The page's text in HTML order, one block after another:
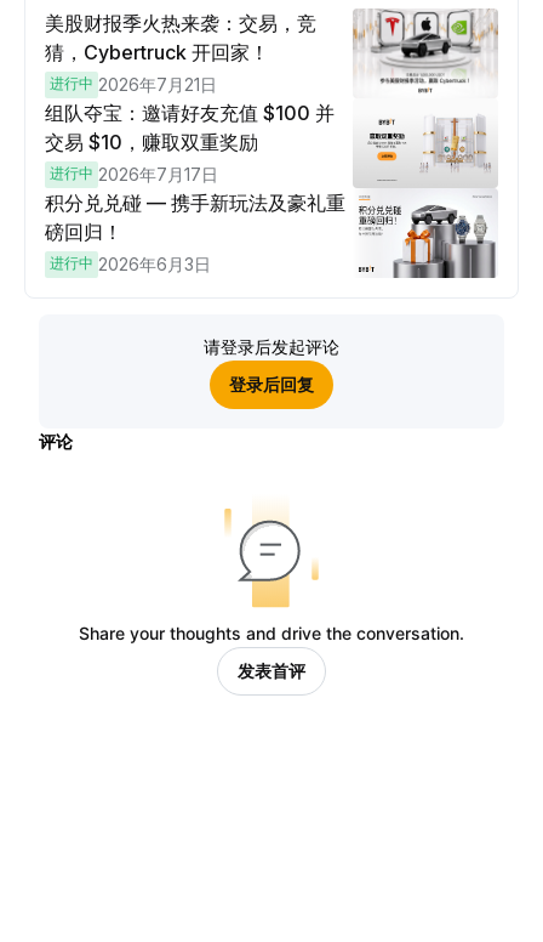
美股财报季火热来袭：交易，竞
猜，Cybertruck 开回家！
进行中 2026年7月21日
组队夺宝：邀请好友充值 $100 并
交易 $10，赚取双重奖励
进行中 2026年7月17日
积分兑兑碰 — 携手新玩法及豪礼重
磅回归！
进行中 2026年6月3日
请登录后发起评论
登录后回复
评论
Share your thoughts and drive the conversation.
发表首评